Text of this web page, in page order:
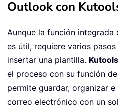
Outlook con
Aunque la función integrada
es útil, requiere varios
insertar una plantilla.
el proceso con su función de
permite guardar, organizar
correo electrónico con un